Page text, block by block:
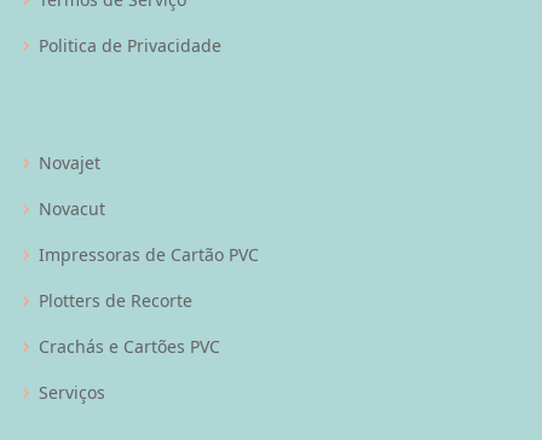
Politica de Privacidade
Novajet
Novacut
Impressoras de Cartão PVC
Plotters de Recorte
Crachás e Cartões PVC
Serviços